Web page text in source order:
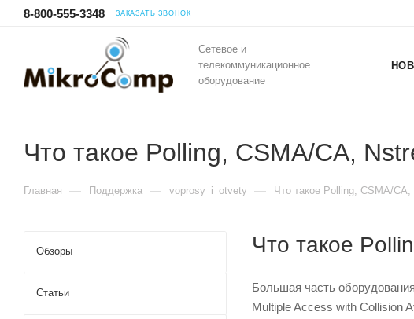
8-800-555-3348 ЗАКАЗАТЬ ЗВОНОК
Сетевое и
телекоммуникационное
оборудование
Что такое Polling, CSMA/CA,
Главная — Поддержка — voprosy_i_otvety — Что такое Polling, CSMA/
Что такое
Большая часть
Multiple Access with Collision
Обзоры
Статьи